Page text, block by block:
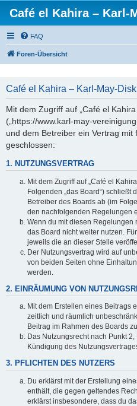
Café el Kahira – Karl-
FAQ
Foren-Übersicht
Café el Kahira – Karl-May-
Mit dem Zugriff auf „Café el
(„https://www.karl-may-
und dem Betreiber ein Vertrag mit
geschlossen:
1. NUTZUNGSVERTRAG
Mit dem Zugriff auf „Café el
Folgenden „das Board“) schließt
Betreiber des Boards ab (im
den nachfolgenden Regelungen
Wenn du mit diesen Regelungen
das Board nicht weiter nutzen.
jeweils die an dieser Stelle
Der Nutzungsvertrag wird auf
von beiden Seiten ohne
werden.
2. EINRÄUMUNG VON
Mit dem Erstellen eines Beitrags
zeitlich und räumlich
Beitrag im Rahmen des Boards
Das Nutzungsrecht nach Punkt
Kündigung des
3. PFLICHTEN DES NUTZERS
Du erklärst mit der Erstellung
enthält, die gegen geltendes
erklärst insbesondere, dass du